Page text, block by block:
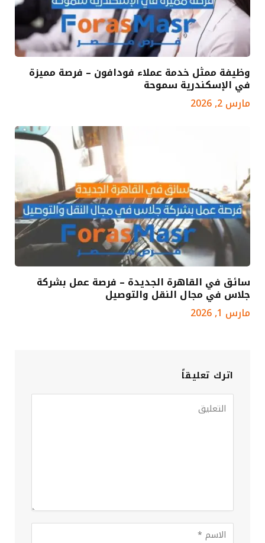
وظيفة ممثل خدمة عملاء فودافون – فرصة مميزة
في الإسكندرية سموحة
مارس 2, 2026
سائق في القاهرة الجديدة – فرصة عمل بشركة
جلاس في مجال النقل والتوصيل
مارس 1, 2026
اترك تعليقاً